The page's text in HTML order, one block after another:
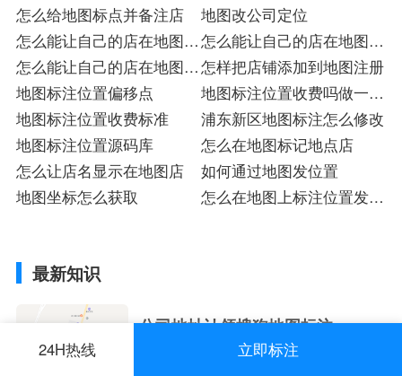
怎么给地图标点并备注店
地图改公司定位
怎么能让自己的店在地图上
标
怎么能让自己的店在地图上
入驻
怎么能让自己的店在地图上
注册
怎样把店铺添加到地图注册
地图标注位置偏移点
地图标注位置收费吗做一个
地图标注多少钱
地图标注位置收费标准
浦东新区地图标注怎么修改
地图标注位置源码库
怎么在地图标记地点店
怎么让店名显示在地图店
如何通过地图发位置
地图坐标怎么获取
怎么在地图上标注位置发送
最新知识
公司地址认领搜狗地图标注多
久审核？公司地址认领地图标
小编为您整理我在地图上标注审核认领需要
24H热线 立即标注